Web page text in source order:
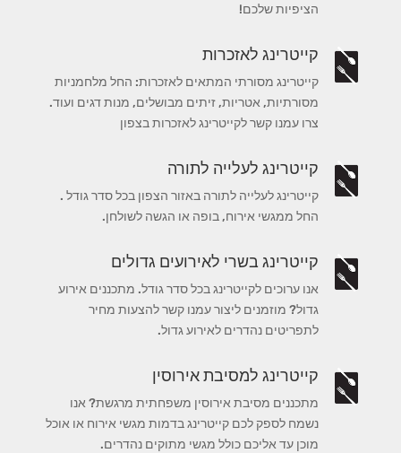
הציפיות שלכם!
קייטרינג לאזכרות
קייטרינג מסורתי המתאים לאזכרות: החל מלחמניות
מסורתיות, אטריות, זיתים מבושלים, מנות דגים ועוד.
צרו עמנו קשר לקייטרינג לאזכרות בצפון
קייטרינג לעלייה לתורה
קייטרינג לעלייה לתורה באזור הצפון בכל סדר גודל .
החל ממגשי אירוח, בופה או הגשה לשולחן.
קייטרינג בשרי לאירועים גדולים
אנו ערוכים לקייטרינג בכל סדר גודל. מתכננים אירוע
גדול? מוזמנים ליצור עמנו קשר להצעות מחיר
לתפריטים נהדרים לאירוע גדול.
קייטרינג למסיבת אירוסין
מתכננים מסיבת אירוסין משפחתית מרגשת? אנו
נשמח לספק לכם קייטרינג בדמות מגשי אירוח או אוכל
מוכן עד אליכם כולל מגשי מתוקים נהדרים.